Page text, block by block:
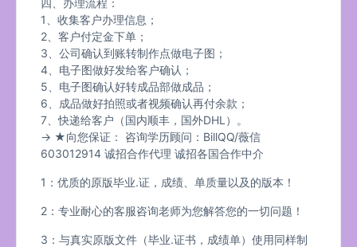
四、办理流程：
1、收集客户办理信息；
2、客户付定金下单；
3、公司确认到账转制作点做电子图；
4、电子图做好发给客户确认；
5、电子图确认好转成品部做成品；
6、成品做好拍照或者视频确认再付余款；
7、快递给客户（国内顺丰，国外DHL）。
→ ★向您保证： 咨询学历顾问：BillQQ/薇信
603012914 诚招合作代理 诚招各国合作中介
1：优质的原版毕业.证，成绩、单质量以及的版本！
2：专业耐心的客服咨询老师为您解答您的一切问题！
3：与真实原版文件（毕业.证书，成绩单）使用同样制